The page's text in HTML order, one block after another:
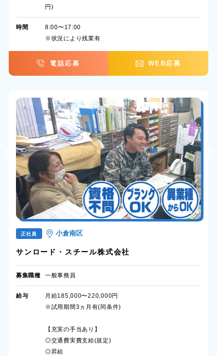
円)
時間
8:00〜17:00
※状況により残業有
電話応募 WEB応募
正社員 小倉南区
サンロード・スチール株式会社
募集職種 一般事務員
給与
月給185,000〜220,000円
※試用期間3ヵ月有(同条件)
【充実の手当あり】
◎交通費実費支給(規定)
◎昇給